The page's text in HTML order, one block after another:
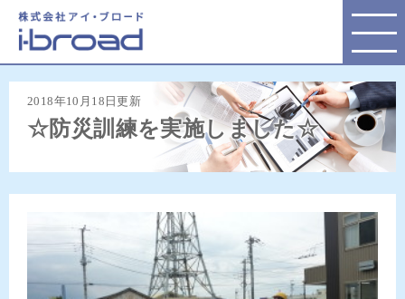
☆防災訓練を実施しました☆
2018年10月18日更新